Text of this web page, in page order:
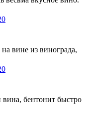
вине из винограда,
бентонит быстро